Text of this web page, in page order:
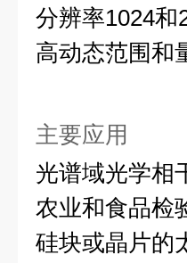
分辨率1024和
高动态范围和
主要应用
光谱域光学相
农业和食品检
硅块或晶片的